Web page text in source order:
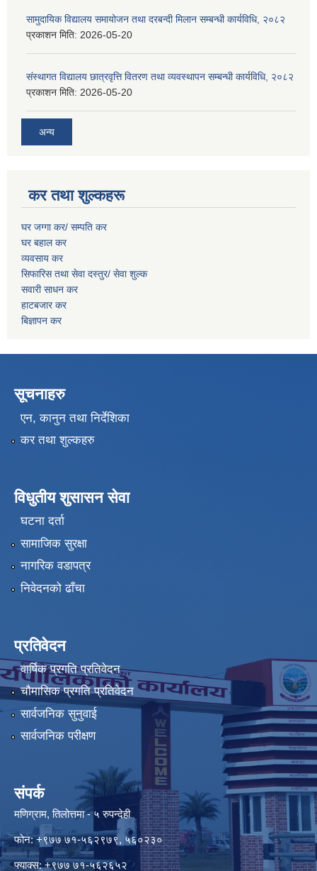
सामुदायिक विद्यालय समायोजन तथा दरबन्दी मिलान सम्बन्धी कार्यविधि, २०८२
प्रकाशन मिति: 2026-05-20
संस्थागत विद्यालय छात्रवृत्ति वितरण तथा व्यवस्थापन सम्बन्धी कार्यविधि, २०८२
प्रकाशन मिति: 2026-05-20
अन्य
कर तथा शुल्कहरू
घर जग्गा कर/ सम्पति कर
घर बहाल कर
व्यवसाय कर
सिफारिस तथा सेवा दस्तुर/ सेवा शुल्क
सवारी साधन कर
हाटबजार कर
बिज्ञापन कर
सूचनाहरु
एन, कानुन तथा निर्देशिका
कर तथा शुल्कहरु
विधुतीय शुसासन सेवा
घटना दर्ता
सामाजिक सुरक्षा
नागरिक वडापत्र
निवेदनको ढाँचा
प्रतिवेदन
वार्षिक प्रगति प्रतिवेदन
चौमासिक प्रगति प्रतिवेदन
सार्वजनिक सुनुवाई
सार्वजनिक परीक्षण
संपर्क
मणिग्राम, तिलोत्तमा - ५ रुपन्देही
फोन: +९७७ ७१-५६२९७९, ५६०२३०
फ्याक्स: +९७७ ७१-५६२६५२